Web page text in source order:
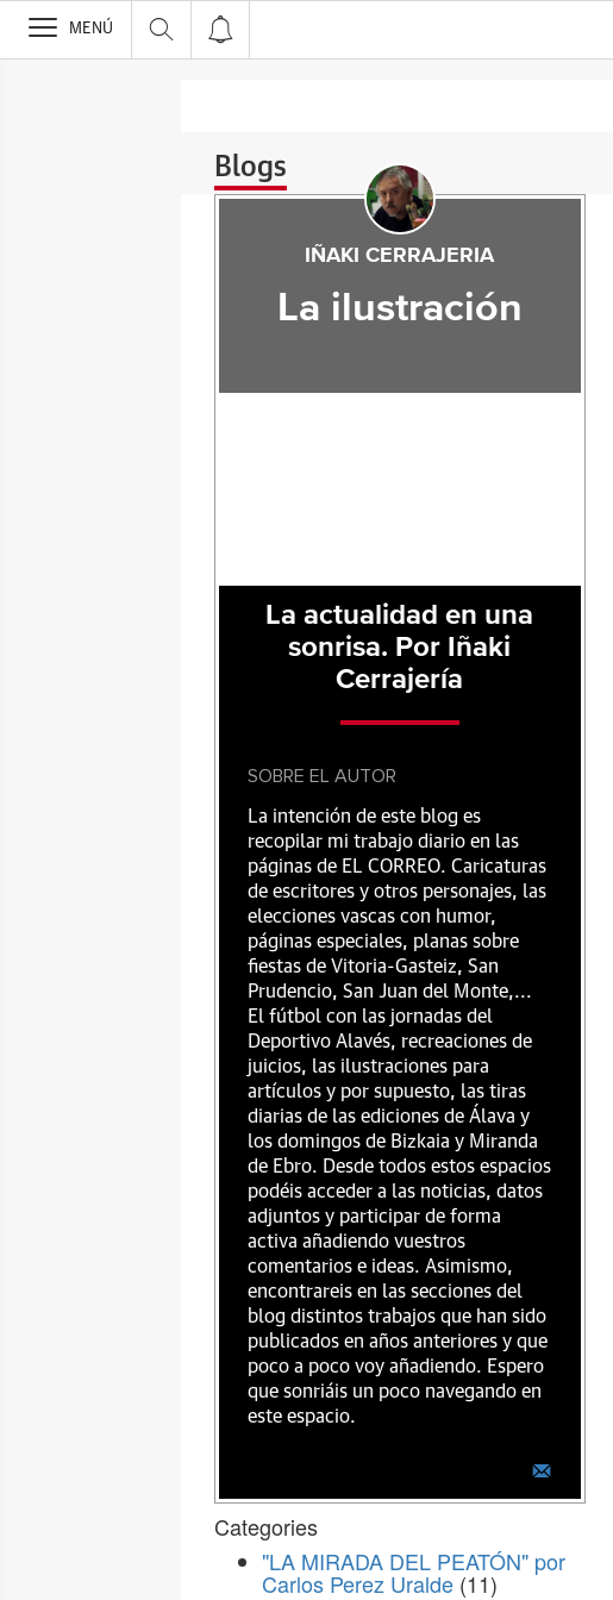
>
MENÚ
Blogs
IÑAKI CERRAJERIA
La ilustración
La actualidad en una
sonrisa. Por Iñaki
Cerrajería
SOBRE EL AUTOR
La intención de este blog es
recopilar mi trabajo diario en las
páginas de EL CORREO. Caricaturas
de escritores y otros personajes, las
elecciones vascas con humor,
páginas especiales, planas sobre
fiestas de Vitoria-Gasteiz, San
Prudencio, San Juan del Monte,...
El fútbol con las jornadas del
Deportivo Alavés, recreaciones de
juicios, las ilustraciones para
artículos y por supuesto, las tiras
diarias de las ediciones de Álava y
los domingos de Bizkaia y Miranda
de Ebro. Desde todos estos espacios
podéis acceder a las noticias, datos
adjuntos y participar de forma
activa añadiendo vuestros
comentarios e ideas. Asimismo,
encontrareis en las secciones del
blog distintos trabajos que han sido
publicados en años anteriores y que
poco a poco voy añadiendo. Espero
que sonriáis un poco navegando en
este espacio.
Categories
"LA MIRADA DEL PEATÓN" por
Carlos Perez Uralde (11)